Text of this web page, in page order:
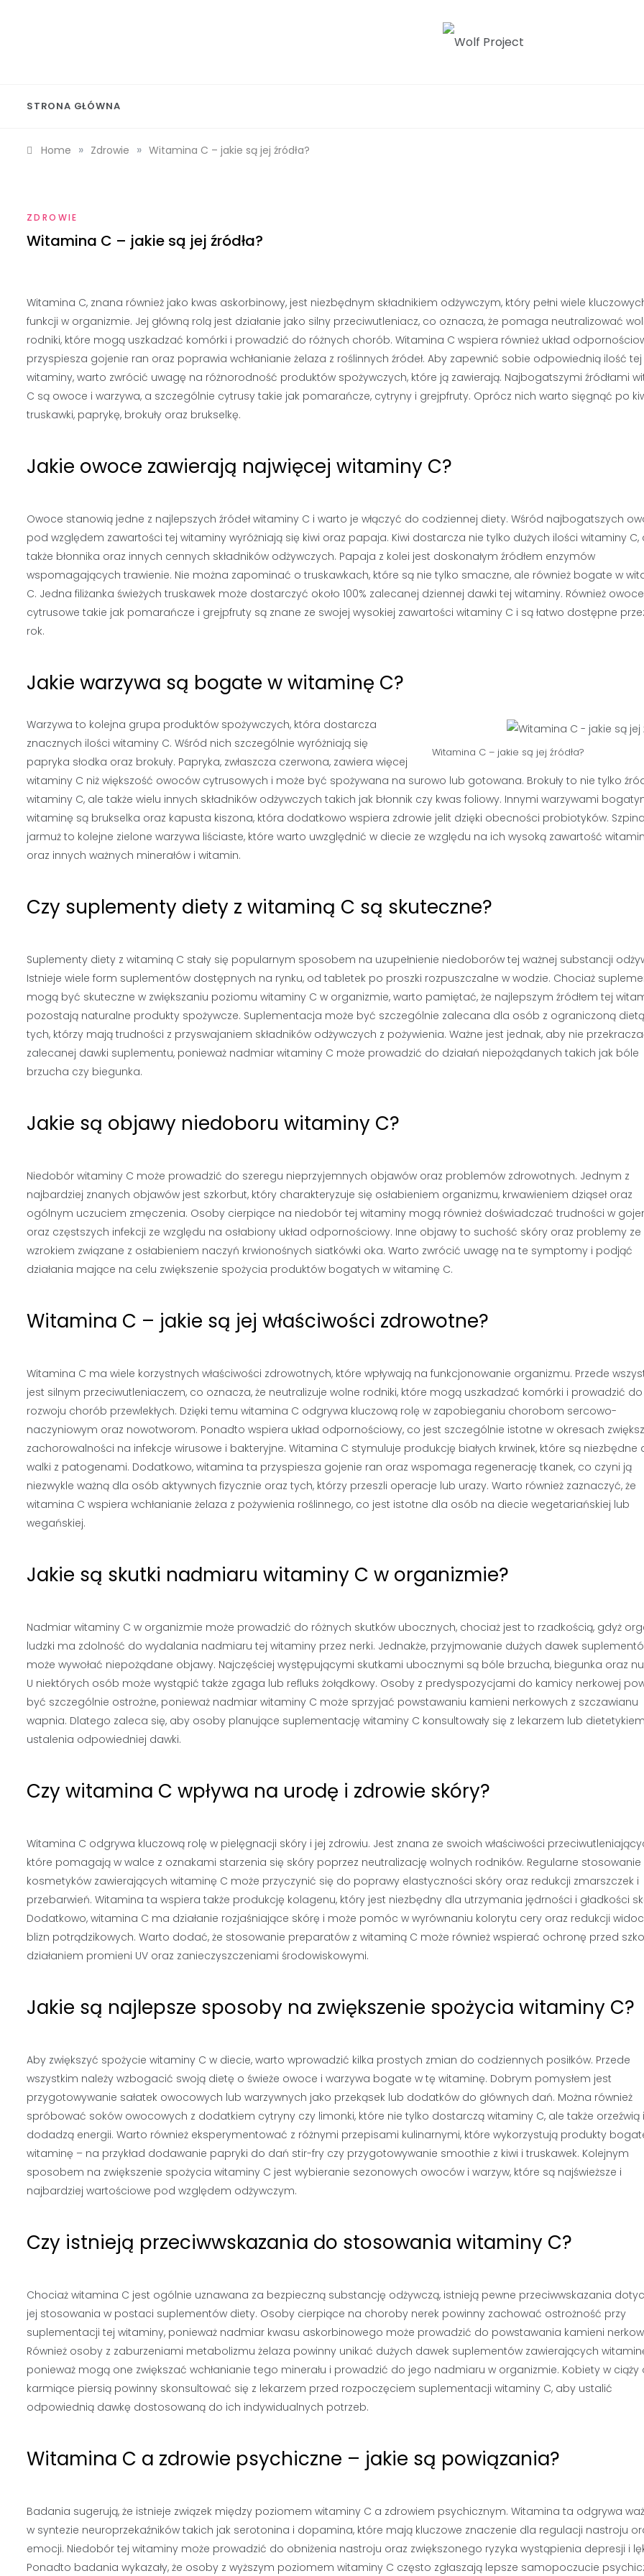
STRONA GŁÓWNA
Home » Zdrowie » Witamina C – jakie są jej źródła?
ZDROWIE
Witamina C – jakie są jej źródła?
Witamina C, znana również jako kwas askorbinowy, jest niezbędnym składnikiem odżywczym, który pełni wiele
funkcji w organizmie. Jej główną rolą jest działanie jako silny przeciwutleniacz, co oznacza, że pomaga neutralizować
rodniki, które mogą uszkadzać komórki i prowadzić do różnych chorób. Witamina C wspiera również układ
przyspiesza gojenie ran oraz poprawia wchłanianie żelaza z roślinnych źródeł. Aby zapewnić sobie odpowiednią ilość tej
witaminy, warto zwrócić uwagę na różnorodność produktów spożywczych, które ją zawierają. Najbogatszymi źródłami
C są owoce i warzywa, a szczególnie cytrusy takie jak pomarańcze, cytryny i grejpfruty. Oprócz nich warto sięgnąć po
truskawki, paprykę, brokuły oraz brukselkę.
Jakie owoce zawierają najwięcej witaminy C?
Owoce stanowią jedne z najlepszych źródeł witaminy C i warto je włączyć do codziennej diety. Wśród najbogatszych
pod względem zawartości tej witaminy wyróżniają się kiwi oraz papaja. Kiwi dostarcza nie tylko dużych ilości witaminy C,
także błonnika oraz innych cennych składników odżywczych. Papaja z kolei jest doskonałym źródłem enzymów
wspomagających trawienie. Nie można zapominać o truskawkach, które są nie tylko smaczne, ale również bogate w
C. Jedna filiżanka świeżych truskawek może dostarczyć około 100% zalecanej dziennej dawki tej witaminy. Również owoce
cytrusowe takie jak pomarańcze i grejpfruty są znane ze swojej wysokiej zawartości witaminy C i są łatwo dostępne
rok.
Jakie warzywa są bogate w witaminę C?
Witamina C – jakie są jej źródła?
Warzywa to kolejna grupa produktów spożywczych, która dostarcza
znacznych ilości witaminy C. Wśród nich szczególnie wyróżniają się
papryka słodka oraz brokuły. Papryka, zwłaszcza czerwona, zawiera więcej
witaminy C niż większość owoców cytrusowych i może być spożywana na surowo lub gotowana. Brokuły to nie tylko
witaminy C, ale także wielu innych składników odżywczych takich jak błonnik czy kwas foliowy. Innymi warzywami
witaminę są brukselka oraz kapusta kiszona, która dodatkowo wspiera zdrowie jelit dzięki obecności probiotyków.
jarmuż to kolejne zielone warzywa liściaste, które warto uwzględnić w diecie ze względu na ich wysoką zawartość
oraz innych ważnych minerałów i witamin.
Czy suplementy diety z witaminą C są skuteczne?
Suplementy diety z witaminą C stały się popularnym sposobem na uzupełnienie niedoborów tej ważnej substancji
Istnieje wiele form suplementów dostępnych na rynku, od tabletek po proszki rozpuszczalne w wodzie. Chociaż
mogą być skuteczne w zwiększaniu poziomu witaminy C w organizmie, warto pamiętać, że najlepszym źródłem tej
pozostają naturalne produkty spożywcze. Suplementacja może być szczególnie zalecana dla osób z ograniczoną
tych, którzy mają trudności z przyswajaniem składników odżywczych z pożywienia. Ważne jest jednak, aby nie
zalecanej dawki suplementu, ponieważ nadmiar witaminy C może prowadzić do działań niepożądanych takich jak bóle
brzucha czy biegunka.
Jakie są objawy niedoboru witaminy C?
Niedobór witaminy C może prowadzić do szeregu nieprzyjemnych objawów oraz problemów zdrowotnych. Jednym z
najbardziej znanych objawów jest szkorbut, który charakteryzuje się osłabieniem organizmu, krwawieniem dziąseł oraz
ogólnym uczuciem zmęczenia. Osoby cierpiące na niedobór tej witaminy mogą również doświadczać trudności w
oraz częstszych infekcji ze względu na osłabiony układ odpornościowy. Inne objawy to suchość skóry oraz problemy ze
wzrokiem związane z osłabieniem naczyń krwionośnych siatkówki oka. Warto zwrócić uwagę na te symptomy i podjąć
działania mające na celu zwiększenie spożycia produktów bogatych w witaminę C.
Witamina C – jakie są jej właściwości zdrowotne?
Witamina C ma wiele korzystnych właściwości zdrowotnych, które wpływają na funkcjonowanie organizmu. Przede
jest silnym przeciwutleniaczem, co oznacza, że neutralizuje wolne rodniki, które mogą uszkadzać komórki i prowadzić do
rozwoju chorób przewlekłych. Dzięki temu witamina C odgrywa kluczową rolę w zapobieganiu chorobom sercowo-
naczyniowym oraz nowotworom. Ponadto wspiera układ odpornościowy, co jest szczególnie istotne w okresach
zachorowalności na infekcje wirusowe i bakteryjne. Witamina C stymuluje produkcję białych krwinek, które są niezbędne
walki z patogenami. Dodatkowo, witamina ta przyspiesza gojenie ran oraz wspomaga regenerację tkanek, co czyni ją
niezwykle ważną dla osób aktywnych fizycznie oraz tych, którzy przeszli operacje lub urazy. Warto również zaznaczyć, że
witamina C wspiera wchłanianie żelaza z pożywienia roślinnego, co jest istotne dla osób na diecie wegetariańskiej lub
wegańskiej.
Jakie są skutki nadmiaru witaminy C w organizmie?
Nadmiar witaminy C w organizmie może prowadzić do różnych skutków ubocznych, chociaż jest to rzadkością, gdyż
ludzki ma zdolność do wydalania nadmiaru tej witaminy przez nerki. Jednakże, przyjmowanie dużych dawek
może wywołać niepożądane objawy. Najczęściej występującymi skutkami ubocznymi są bóle brzucha, biegunka oraz
U niektórych osób może wystąpić także zgaga lub refluks żołądkowy. Osoby z predyspozycjami do kamicy nerkowej
być szczególnie ostrożne, ponieważ nadmiar witaminy C może sprzyjać powstawaniu kamieni nerkowych z szczawianu
wapnia. Dlatego zaleca się, aby osoby planujące suplementację witaminy C konsultowały się z lekarzem lub
ustalenia odpowiedniej dawki.
Czy witamina C wpływa na urodę i zdrowie skóry?
Witamina C odgrywa kluczową rolę w pielęgnacji skóry i jej zdrowiu. Jest znana ze swoich właściwości
które pomagają w walce z oznakami starzenia się skóry poprzez neutralizację wolnych rodników. Regularne stosowanie
kosmetyków zawierających witaminę C może przyczynić się do poprawy elastyczności skóry oraz redukcji zmarszczek i
przebarwień. Witamina ta wspiera także produkcję kolagenu, który jest niezbędny dla utrzymania jędrności i gładkości
Dodatkowo, witamina C ma działanie rozjaśniające skórę i może pomóc w wyrównaniu kolorytu cery oraz redukcji
blizn potrądzikowych. Warto dodać, że stosowanie preparatów z witaminą C może również wspierać ochronę przed
działaniem promieni UV oraz zanieczyszczeniami środowiskowymi.
Jakie są najlepsze sposoby na zwiększenie spożycia witaminy C?
Aby zwiększyć spożycie witaminy C w diecie, warto wprowadzić kilka prostych zmian do codziennych posiłków. Przede
wszystkim należy wzbogacić swoją dietę o świeże owoce i warzywa bogate w tę witaminę. Dobrym pomysłem jest
przygotowywanie sałatek owocowych lub warzywnych jako przekąsek lub dodatków do głównych dań. Można również
spróbować soków owocowych z dodatkiem cytryny czy limonki, które nie tylko dostarczą witaminy C, ale także orzeźwią i
dodadzą energii. Warto również eksperymentować z różnymi przepisami kulinarnymi, które wykorzystują produkty
witaminę – na przykład dodawanie papryki do dań stir-fry czy przygotowywanie smoothie z kiwi i truskawek. Kolejnym
sposobem na zwiększenie spożycia witaminy C jest wybieranie sezonowych owoców i warzyw, które są najświeższe i
najbardziej wartościowe pod względem odżywczym.
Czy istnieją przeciwwskazania do stosowania witaminy C?
Chociaż witamina C jest ogólnie uznawana za bezpieczną substancję odżywczą, istnieją pewne przeciwwskazania
jej stosowania w postaci suplementów diety. Osoby cierpiące na choroby nerek powinny zachować ostrożność przy
suplementacji tej witaminy, ponieważ nadmiar kwasu askorbinowego może prowadzić do powstawania kamieni
Również osoby z zaburzeniami metabolizmu żelaza powinny unikać dużych dawek suplementów zawierających
ponieważ mogą one zwiększać wchłanianie tego minerału i prowadzić do jego nadmiaru w organizmie. Kobiety w ciąży
karmiące piersią powinny skonsultować się z lekarzem przed rozpoczęciem suplementacji witaminy C, aby ustalić
odpowiednią dawkę dostosowaną do ich indywidualnych potrzeb.
Witamina C a zdrowie psychiczne – jakie są powiązania?
Badania sugerują, że istnieje związek między poziomem witaminy C a zdrowiem psychicznym. Witamina ta odgrywa
w syntezie neuroprzekaźników takich jak serotonina i dopamina, które mają kluczowe znaczenie dla regulacji nastroju
emocji. Niedobór tej witaminy może prowadzić do obniżenia nastroju oraz zwiększonego ryzyka wystąpienia depresji i
Ponadto badania wykazały, że osoby z wyższym poziomem witaminy C często zgłaszają lepsze samopoczucie